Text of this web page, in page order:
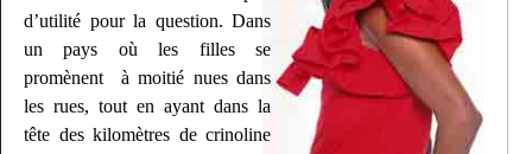
d’utilité pour la question. Dans
un pays où les filles se
promènent à moitié nues dans
les rues, tout en ayant dans la
tête des kilomètres de crinoline